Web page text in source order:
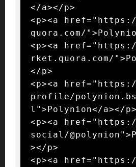
</a></p>
<p><a
quora.com/
<p><a
rket.quora.com/
</p>
<p><a
profile/
l">Polynion</a></p>
<p><a
social/
></p>
<p><a